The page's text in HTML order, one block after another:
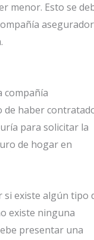
menor. Esto se
compañía
de haber
para solicitar la
de hogar en
si existe algún tipo
existe ninguna
presentar una